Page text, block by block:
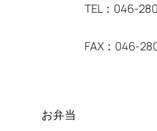
TEL：046-
FAX：046-
お弁当